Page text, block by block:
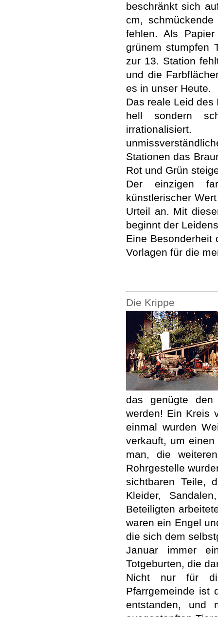
beschränkt sich
cm,
fehlen. Als
grünem stumpfen
zur 13. Station
und die
es in unser Heute.
Das reale Leid
hell sondern
Stationen das
Rot und Grün
Der einzigen
künstlerischer
Urteil an. Mit
beginnt der
Eine Besonderheit
Vorlagen für die
Die Krippe
das genügte den
werden! Ein Kreis
einmal wurden
verkauft, um
man, die
Rohrgestelle
sichtbaren Teile,
Kleider,
Beteiligten
waren ein Engel
die sich dem
Januar immer
Totgeburten, die
Nicht nur für
Pfarrgemeinde ist
entstanden, und